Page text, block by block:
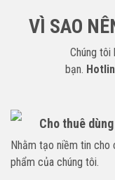
VÌ SAO
Chúng tôi
bạn.
Cho thuê
Nhằm tạo niềm tin
phẩm của chúng tôi.